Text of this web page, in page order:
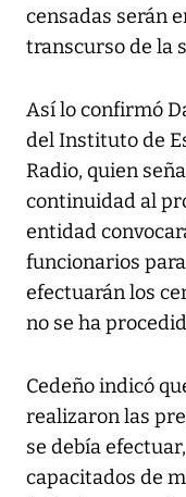
censadas serán
transcurso de la
Así lo confirmó
del Instituto de
Radio, quien
continuidad al
entidad
funcionarios
efectuarán los
no se ha
Cedeño indicó
realizaron las
se debía
capacitados de